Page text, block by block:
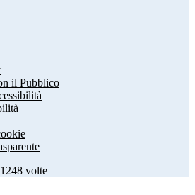
il Pubblico
1248 volte